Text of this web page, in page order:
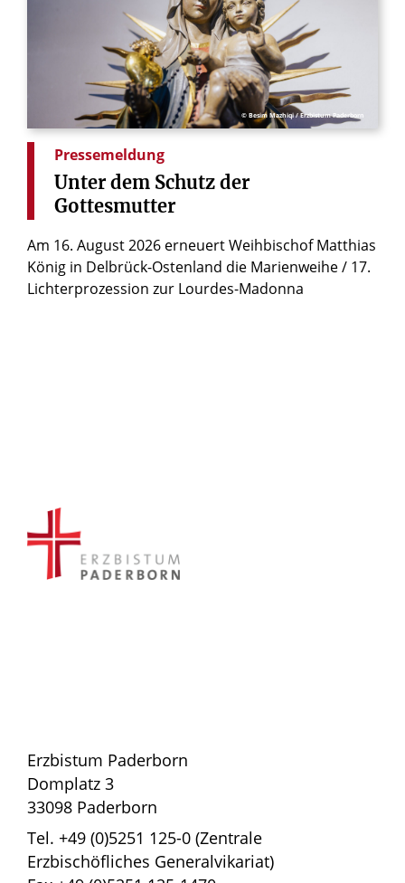
© Besim Mazhiqi / Erzbistum Paderborn
Pressemeldung
Unter dem Schutz der
Gottesmutter
Am 16. August 2026 erneuert Weihbischof Matthias
König in Delbrück-Ostenland die Marienweihe / 17.
Lichterprozession zur Lourdes-Madonna
Erzbistum Paderborn
Domplatz 3
33098 Paderborn
Tel. +49 (0)5251 125-0 (Zentrale
Erzbischöfliches Generalvikariat)